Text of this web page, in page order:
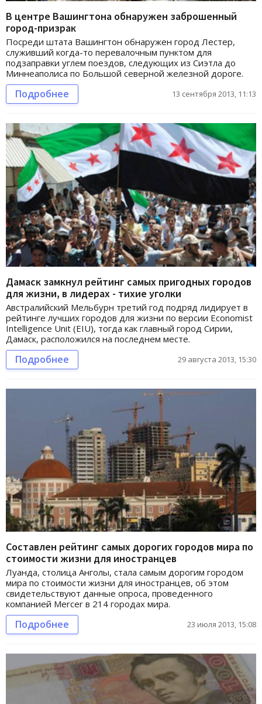
В центре Вашингтона обнаружен заброшенный
город-призрак
Посреди штата Вашингтон обнаружен город Лестер,
служивший когда-то перевалочным пунктом для
подзаправки углем поездов, следующих из Сиэтла до
Миннеаполиса по Большой северной железной дороге.
Подробнее 13 сентября 2013, 11:13
Дамаск замкнул рейтинг самых пригодных городов
для жизни, в лидерах - тихие уголки
Австралийский Мельбурн третий год подряд лидирует в
рейтинге лучших городов для жизни по версии Economist
Intelligence Unit (EIU), тогда как главный город Сирии,
Дамаск, расположился на последнем месте.
Подробнее 29 августа 2013, 15:30
Составлен рейтинг самых дорогих городов мира по
стоимости жизни для иностранцев
Луанда, столица Анголы, стала самым дорогим городом
мира по стоимости жизни для иностранцев, об этом
свидетельствуют данные опроса, проведенного
компанией Mercer в 214 городах мира.
Подробнее 23 июля 2013, 15:08